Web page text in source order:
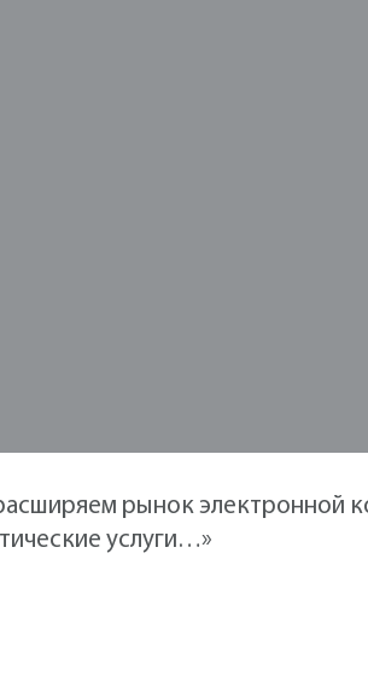
рынок электронной
услуги…»